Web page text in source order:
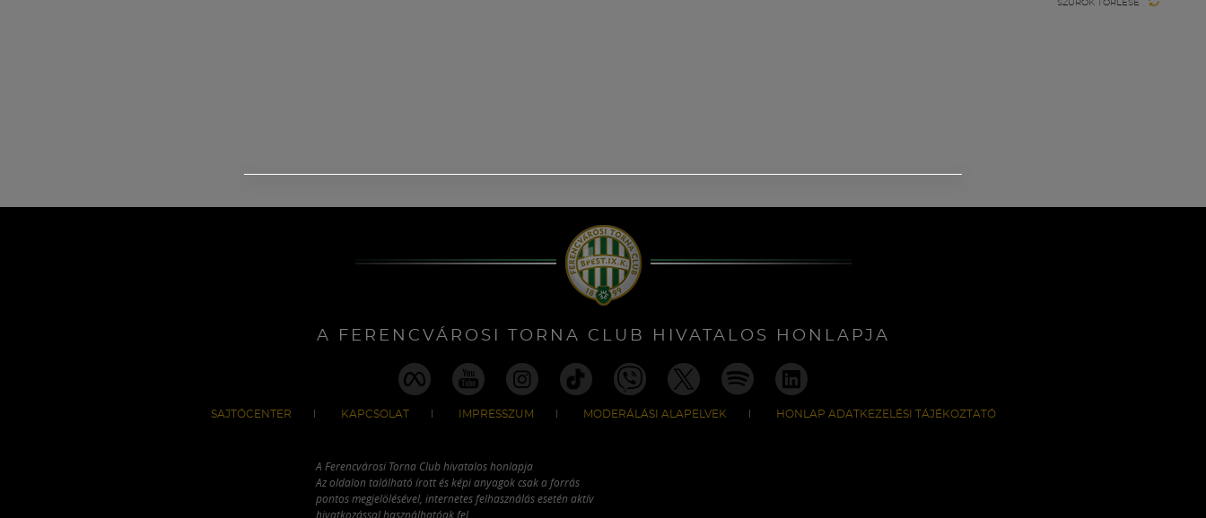
SZŰRŐK TÖRLÉSE
A FERENCVÁROSI TORNA CLUB HIVATALOS HONLAPJA
SAJTÓCENTER KAPCSOLAT IMPRESSZUM MODERÁLÁSI ALAPELVEK HONLAP ADATKEZELÉSI TÁJÉKOZTATÓ
A Ferencvárosi Torna Club hivatalos honlapja
Az oldalon található írott és képi anyagok csak a forrás
pontos megjelölésével, internetes felhasználás esetén aktív
hivatkozással használhatóak fel.